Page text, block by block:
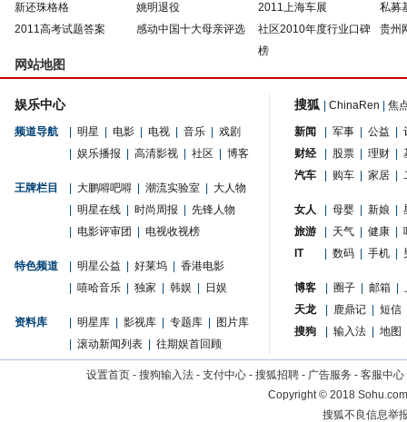
新还珠格格
姚明退役 2011上海车展
私募
2011高考试题答案
感动中国十大母亲评选
社区2010年度行业口碑
榜
贵州
网站地图
娱乐中心
频道导航 明星 电影 电视 音乐
戏剧
娱乐播报 高清影视 社区 博客
王牌栏目 大鹏嘚吧嘚 潮流实验室
大人物
明星在线 时尚周报
先锋人物
电影评审团 电视收视榜
特色频道 明星公益 好莱坞
香港电影
嘻哈音乐 独家 韩娱 日娱
资料库 明星库 影视库 专题库
图片库
滚动新闻列表 往期娱首回顾
搜狐 ChinaRen 焦
新闻 军事 公益
财经
股票 理财
汽车
购车 家居
女人 母婴 新娘
旅游
天气 健康
IT
数码 手机
博客 圈子 邮箱
天龙
鹿鼎记
短信
搜狗
输入法 地图
设置首页 - 搜狗输入法 - 支付中心 - 搜狐招聘 - 广告服务 - 客服中心
Copyright©2018
搜狐不良信息举